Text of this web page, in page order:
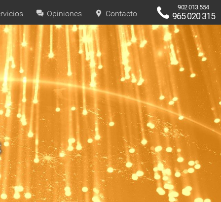
902 013 554
965 020 315
Opiniones Contacto